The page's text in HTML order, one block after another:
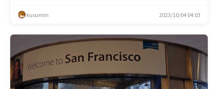
kusumin 2023/10/04 04:03